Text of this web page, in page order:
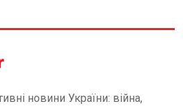
новини України: війна,